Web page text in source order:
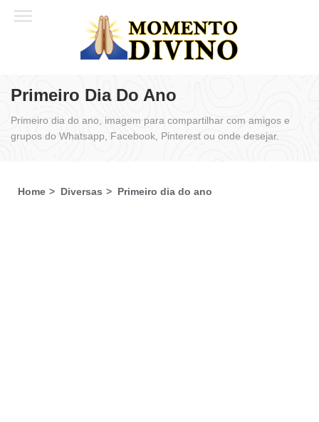
Primeiro Dia Do Ano
Primeiro dia do ano, imagem para compartilhar com amigos e
grupos do Whatsapp, Facebook, Pinterest ou onde desejar.
Home Diversas Primeiro dia do ano